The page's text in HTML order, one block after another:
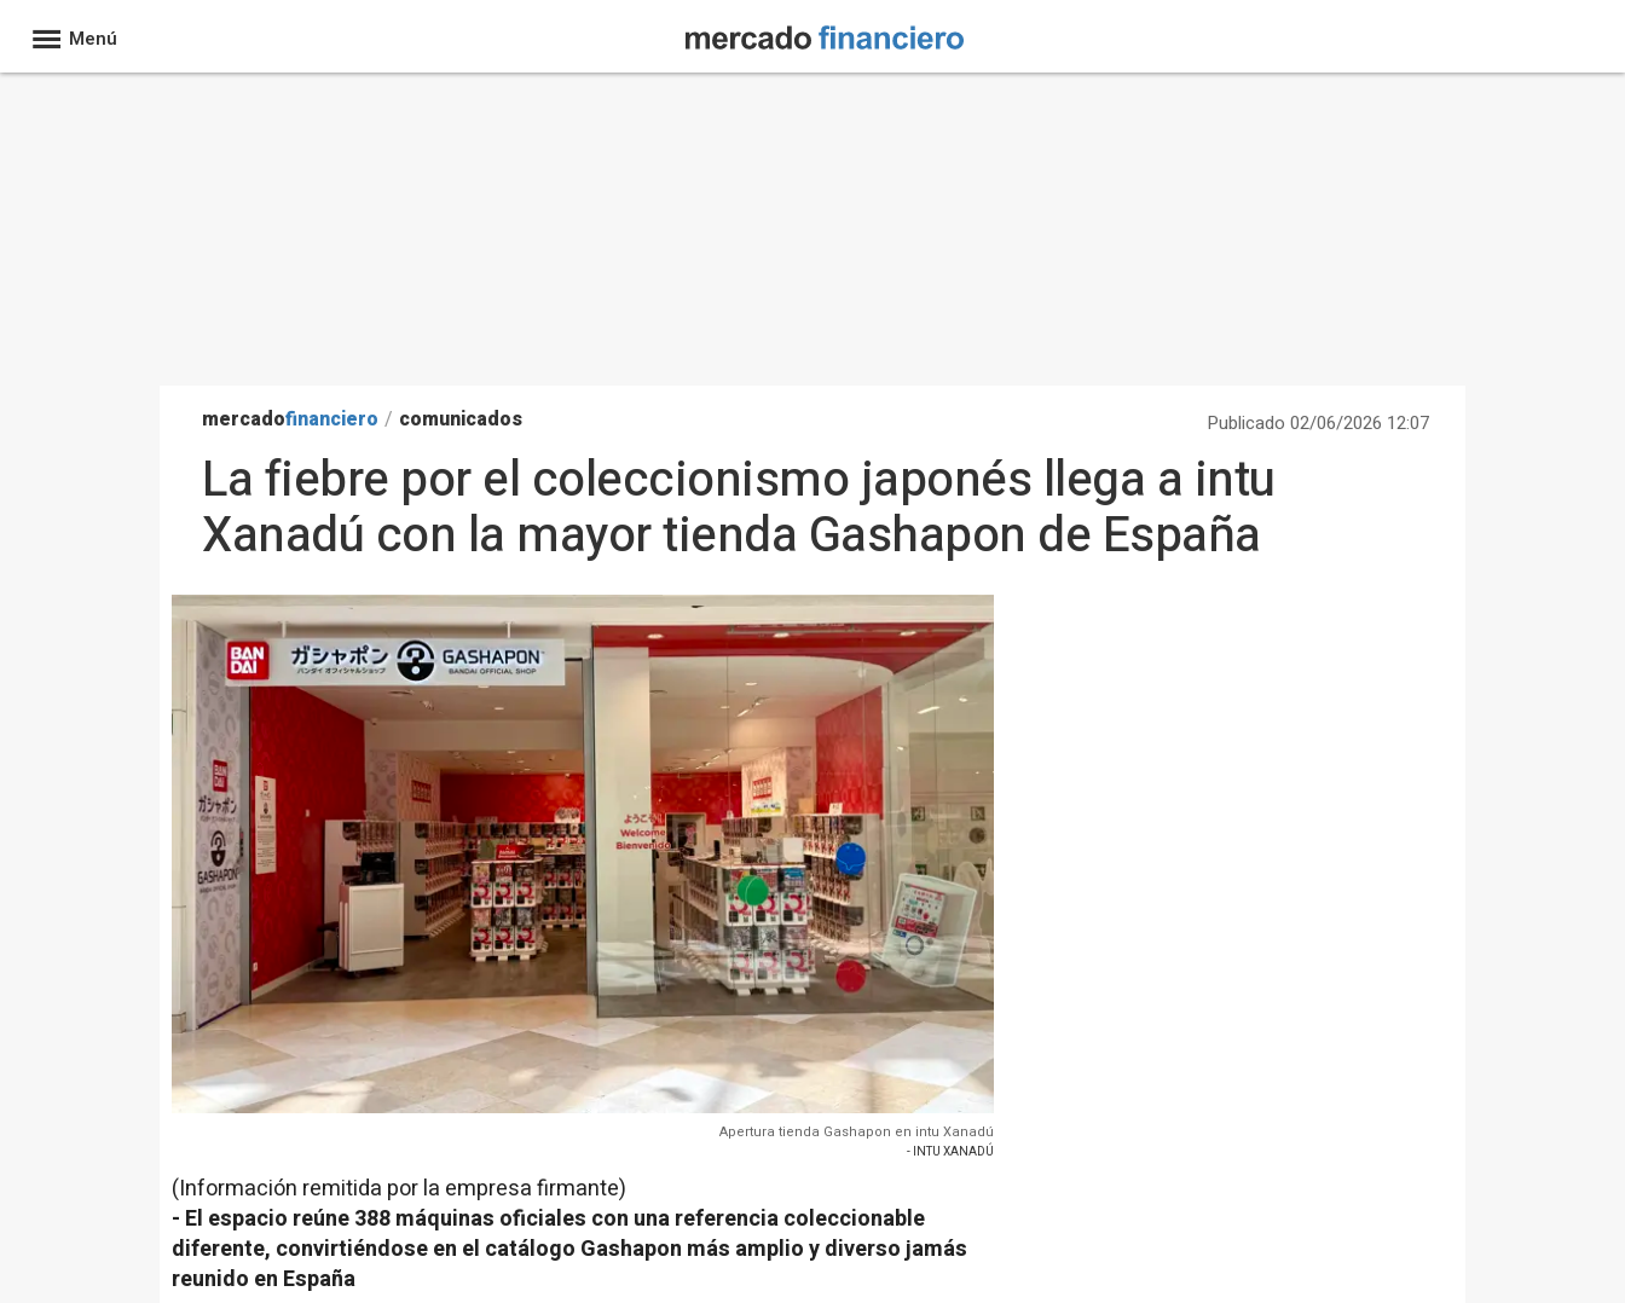
Menú
mercadofinanciero / comunicados Publicado 02/06/2026 12:07
La fiebre por el coleccionismo japonés llega a intu
Xanadú con la mayor tienda Gashapon de España
Apertura tienda Gashapon en intu Xanadú
- INTU XANADÚ
(Información remitida por la empresa firmante)
- El espacio reúne 388 máquinas oficiales con una referencia coleccionable
diferente, convirtiéndose en el catálogo Gashapon más amplio y diverso jamás
reunido en España